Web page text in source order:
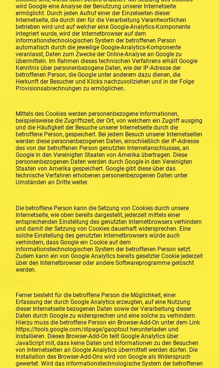
wird Google eine Analyse der Benutzung unserer Internetseite
ermöglicht. Durch jeden Aufruf einer der Einzelseiten dieser
Internetseite, die durch den für die Verarbeitung Verantwortlichen
betrieben wird und auf welcher eine Google-Analytics-Komponente
integriert wurde, wird der Internetbrowser auf dem
informationstechnologischen System der betroffenen Person
automatisch durch die jeweilige Google-Analytics-Komponente
veranlasst, Daten zum Zwecke der Online-Analyse an Google zu
übermitteln. Im Rahmen dieses technischen Verfahrens erhält Google
Kenntnis über personenbezogene Daten, wie der IP-Adresse der
betroffenen Person, die Google unter anderem dazu dienen, die
Herkunft der Besucher und Klicks nachzuvollziehen und in der Folge
Provisionsabrechnungen zu ermöglichen.
Mittels des Cookies werden personenbezogene Informationen,
beispielsweise die Zugriffszeit, der Ort, von welchem ein Zugriff ausging
und die Häufigkeit der Besuche unserer Internetseite durch die
betroffene Person, gespeichert. Bei jedem Besuch unserer Internetseiten
werden diese personenbezogenen Daten, einschließlich der IP-Adresse
des von der betroffenen Person genutzten Internetanschlusses, an
Google in den Vereinigten Staaten von Amerika übertragen. Diese
personenbezogenen Daten werden durch Google in den Vereinigten
Staaten von Amerika gespeichert. Google gibt diese über das
technische Verfahren erhobenen personenbezogenen Daten unter
Umständen an Dritte weiter.
Die betroffene Person kann die Setzung von Cookies durch unsere
Internetseite, wie oben bereits dargestellt, jederzeit mittels einer
entsprechenden Einstellung des genutzten Internetbrowsers verhindern
und damit der Setzung von Cookies dauerhaft widersprechen. Eine
solche Einstellung des genutzten Internetbrowsers würde auch
verhindern, dass Google ein Cookie auf dem
informationstechnologischen System der betroffenen Person setzt.
Zudem kann ein von Google Analytics bereits gesetzter Cookie jederzeit
über den Internetbrowser oder andere Softwareprogramme gelöscht
werden.
Ferner besteht für die betroffene Person die Möglichkeit, einer
Erfassung der durch Google Analytics erzeugten, auf eine Nutzung
dieser Internetseite bezogenen Daten sowie der Verarbeitung dieser
Daten durch Google zu widersprechen und eine solche zu verhindern.
Hierzu muss die betroffene Person ein Browser-Add-On unter dem Link
https://tools.google.com/dlpage/gaoptout herunterladen und
installieren. Dieses Browser-Add-On teilt Google Analytics über
JavaScript mit, dass keine Daten und Informationen zu den Besuchen
von Internetseiten an Google Analytics übermittelt werden dürfen. Die
Installation des Browser-Add-Ons wird von Google als Widerspruch
gewertet. Wird das informationstechnologische System der betroffenen